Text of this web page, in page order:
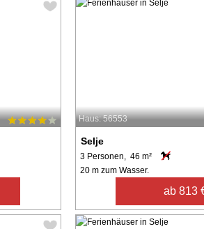
Haus: 56553
Selje
3 Personen, 46 m²
20 m zum Wasser.
ab 813